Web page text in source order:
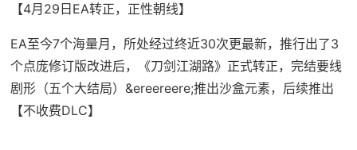
【4月29日EA转正，正性朝线】
EA至今7个海量月，所处经过终近30次更最新，推行出了3
个点庞修订版改进后，《刀剑江湖路》正式转正，完结要线
剧形（五个大结局）&ereereere;推出沙盒元素，后续推出
【不收费DLC】